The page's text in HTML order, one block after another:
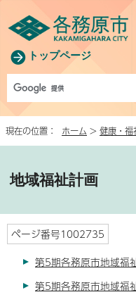
トップページ
現在の位置： ホーム > 健康・福
地域福祉計画
ページ番号1002735
第5期各務原市地域福
第5期各務原市地域福